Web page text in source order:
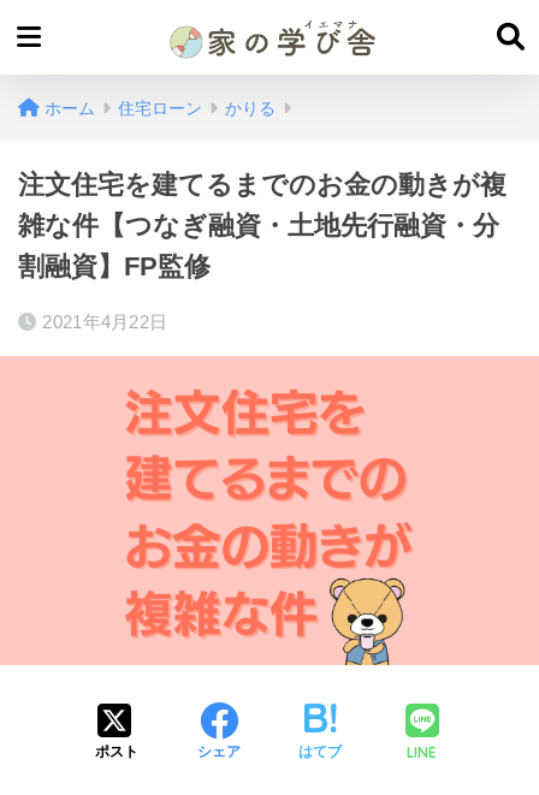
ホーム 住宅ローン かりる
注文住宅を建てるまでのお金の動きが複
雑な件【つなぎ融資・土地先行融資・分
割融資】FP監修
2021年4月22日
ポスト シェア はてブ LINE